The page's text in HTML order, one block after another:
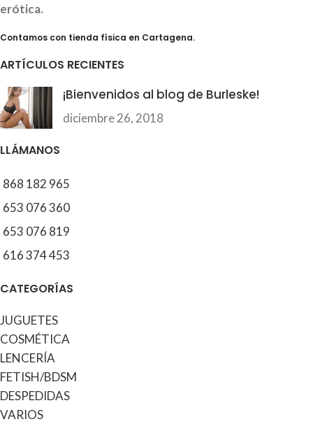
erótica.
Contamos con tienda física en Cartagena.
ARTÍCULOS RECIENTES
¡Bienvenidos al blog de Burleske!
diciembre 26, 2018
LLÁMANOS
868 182 965
653 076 360
653 076 819
616 374 453
CATEGORÍAS
JUGUETES
COSMÉTICA
LENCERÍA
FETISH/BDSM
DESPEDIDAS
VARIOS